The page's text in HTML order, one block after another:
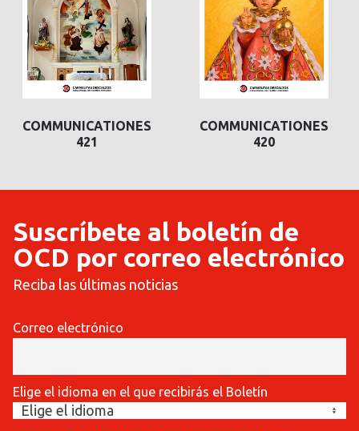
COMMUNICATIONES
420
COMMUNICATIONES
419
Suscríbete al boletín de
OCD por correo electrónico
Reciba las últimas noticias
Correo electrónico
Elige el idioma en el que recibirás el Boletín